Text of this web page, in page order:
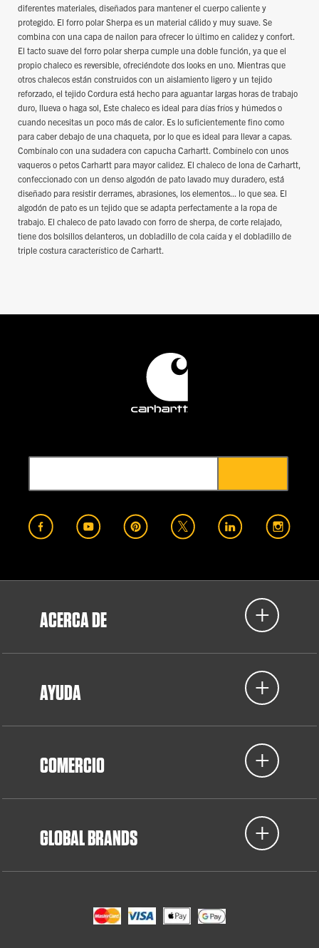
diferentes materiales, diseñados para mantener el cuerpo caliente y
protegido. El forro polar Sherpa es un material cálido y muy suave. Se
combina con una capa de nailon para ofrecer lo último en calidez y confort.
El tacto suave del forro polar sherpa cumple una doble función, ya que el
propio chaleco es reversible, ofreciéndote dos looks en uno. Mientras que
otros chalecos están construidos con un aislamiento ligero y un tejido
reforzado, el tejido Cordura está hecho para aguantar largas horas de trabajo
duro, llueva o haga sol, Este chaleco es ideal para días fríos y húmedos o
cuando necesitas un poco más de calor. Es lo suficientemente fino como
para caber debajo de una chaqueta, por lo que es ideal para llevar a capas.
Combínalo con una sudadera con capucha Carhartt. Combínelo con unos
vaqueros o petos Carhartt para mayor calidez. El chaleco de lona de Carhartt,
confeccionado con un denso algodón de pato lavado muy duradero, está
diseñado para resistir derrames, abrasiones, los elementos... lo que sea. El
algodón de pato es un tejido que se adapta perfectamente a la ropa de
trabajo. El chaleco de pato lavado con forro de sherpa, de corte relajado,
tiene dos bolsillos delanteros, un dobladillo de cola caída y el dobladillo de
triple costura característico de Carhartt.
ACERCA DE
AYUDA
COMERCIO
GLOBAL BRANDS